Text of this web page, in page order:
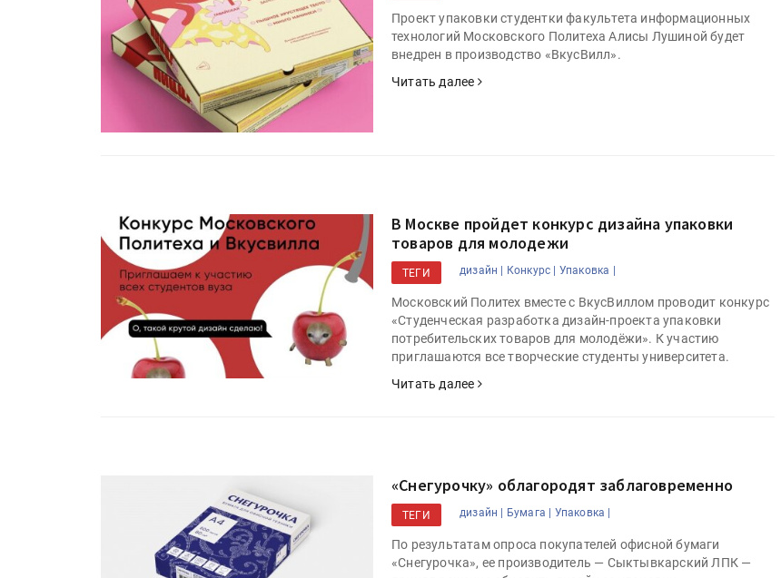
Проект упаковки студентки факультета информационных
технологий Московского Политеха Алисы Лушиной будет
внедрен в производство «ВкусВилл».
Читать далее
В Москве пройдет конкурс дизайна упаковки
товаров для молодежи
ТЕГИ дизайн | Конкурс | Упаковка |
Московский Политех вместе с ВкусВиллом проводит конкурс
«Студенческая разработка дизайн-проекта упаковки
потребительских товаров для молодёжи». К участию
приглашаются все творческие студенты университета.
Читать далее
«Снегурочку» облагородят заблаговременно
ТЕГИ дизайн | Бумага | Упаковка |
По результатам опроса покупателей офисной бумаги
«Снегурочка», ее производитель — Сыктывкарский ЛПК —
Круглый стол на тему РОП пройдет
28 июля
Круглый стол на тему РОП пройдет